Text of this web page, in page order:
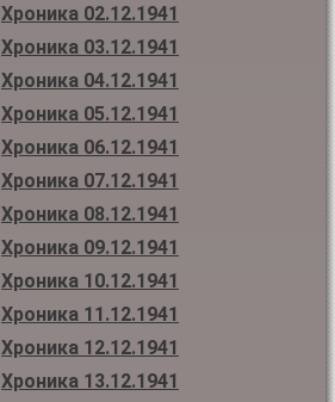
Хроника 02.12.1941
Хроника 03.12.1941
Хроника 04.12.1941
Хроника 05.12.1941
Хроника 06.12.1941
Хроника 07.12.1941
Хроника 08.12.1941
Хроника 09.12.1941
Хроника 10.12.1941
Хроника 11.12.1941
Хроника 12.12.1941
Хроника 13.12.1941